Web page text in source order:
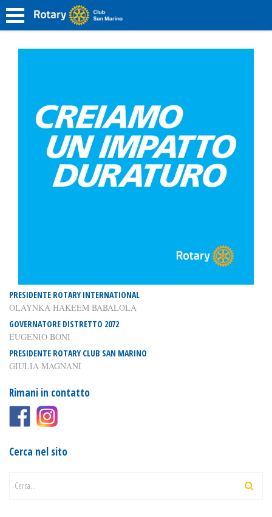
PRESIDENTE ROTARY INTERNATIONAL
OLAYNKA HAKEEM BABALOLA
GOVERNATORE DISTRETTO 2072
EUGENIO BONI
PRESIDENTE ROTARY CLUB SAN MARINO
GIULIA MAGNANI
Rimani in contatto
Cerca nel sito
Cerca...